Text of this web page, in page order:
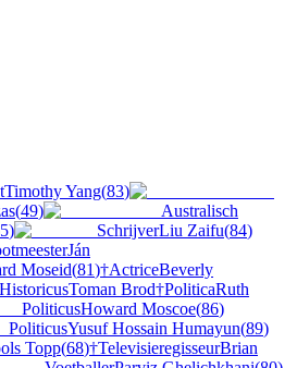
Timothy Yang(83)
(49)
Australisch
) SchrijverLiu Zaifu(84)
Ján
Moseid(81)†ActriceBeverly
HistoricusToman Brod†PoliticaRuth
PoliticusHoward Moscoe(86)
PoliticusYusuf Hossain Humayun(89)
Topp(68)†TelevisieregisseurBrian